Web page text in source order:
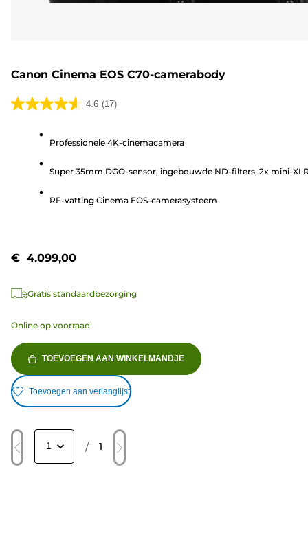
Canon Cinema EOS C70-camerabody
4.6 (17)
4.6
sterren.
beoordelingen
Professionele 4K-cinemacamera
Super 35mm DGO-sensor, ingebouwde ND-filters, 2x mini-
RF-vatting Cinema EOS-camerasysteem
€ 4.099,00
Gratis standaardbezorging
Online op voorraad
TOEVOEGEN AAN WINKELMANDJE
Toevoegen aan verlanglijst
/ 1